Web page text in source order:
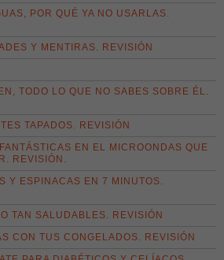
POR QUÉ YA NO USARLAS.
Y MENTIRAS. REVISIÓN
TODO LO QUE NO SABES SOBRE ÉL.
TAPADOS. REVISIÓN
EN EL MICROONDAS QUE
REVISIÓN.
Y ESPINACAS EN 7 MINUTOS.
TAN SALUDABLES. REVISIÓN
CON TUS CONGELADOS. REVISIÓN